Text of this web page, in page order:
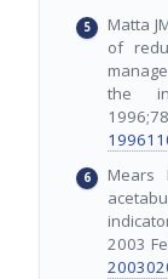
Matta
of
the
Mears
2003